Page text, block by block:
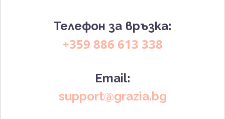
Телефон за връзка:
+359 886 613 338
Email:
support@grazia.bg